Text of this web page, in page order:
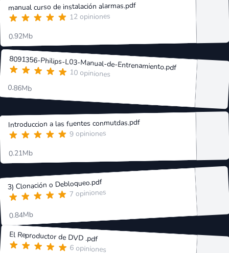
manual curso de instalación alarmas.pdf
12 opiniones
0.92Mb
8091356-Philips-L03-Manual-de-Entrenamiento.pdf
10 opiniones
0.86Mb
Introduccion a las fuentes conmutdas.pdf
9 opiniones
0.21Mb
3) Clonación o Debloqueo.pdf
7 opiniones
0.84Mb
El Reproductor de DVD .pdf
6 opiniones